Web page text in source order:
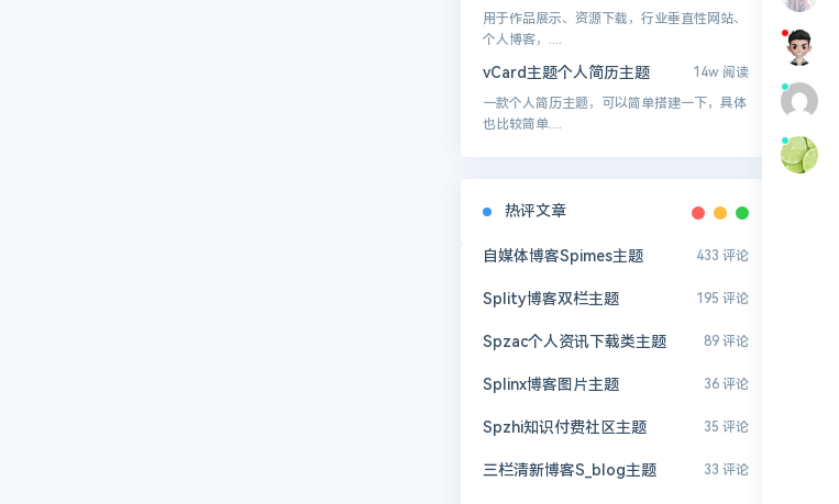
用于作品展示、资源下载，行业垂直性网站、
个人博客，....
vCard主题个人简历主题
14w 阅读
一款个人简历主题，可以简单搭建一下，具体
也比较简单....
热评文章
自媒体博客Spimes主题 433 评论
Splity博客双栏主题 195 评论
Spzac个人资讯下载类主题 89 评论
Splinx博客图片主题 36 评论
Spzhi知识付费社区主题 35 评论
三栏清新博客S_blog主题 33 评论